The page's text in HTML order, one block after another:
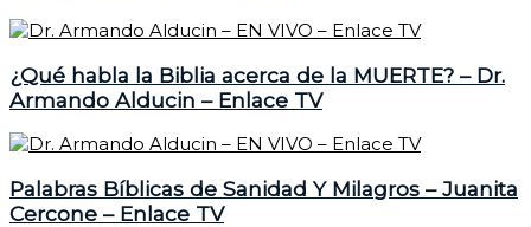
¿Qué habla la Biblia acerca de la MUERTE? – Dr.
Armando Alducin – Enlace TV
Palabras Bíblicas de Sanidad Y Milagros – Juanita
Cercone – Enlace TV